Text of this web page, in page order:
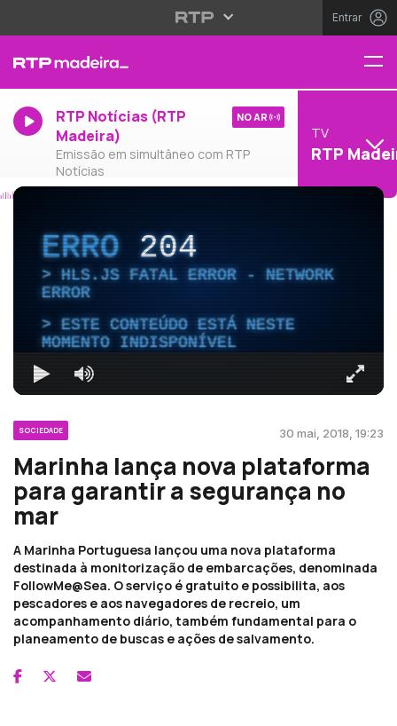
Entrar
RTP Notícias (RTP
Madeira)
Emissão em simultâneo com RTP
Notícias
NO AR
TV
RTP
ERRO204
HLS.JS FATAL ERROR - NETWORK
ERROR
ESTE CONTEÚDO ESTÁ NESTE
MOMENTO INDISPONÍVEL
SOCIEDADE 30 mai, 2018, 19:23
Marinha lança nova plataforma
para garantir a segurança no
mar
A Marinha Portuguesa lançou uma nova plataforma
destinada à monitorização de embarcações, denominada
FollowMe@Sea. O serviço é gratuito e possibilita, aos
pescadores e aos navegadores de recreio, um
acompanhamento diário, também fundamental para o
planeamento de buscas e ações de salvamento.